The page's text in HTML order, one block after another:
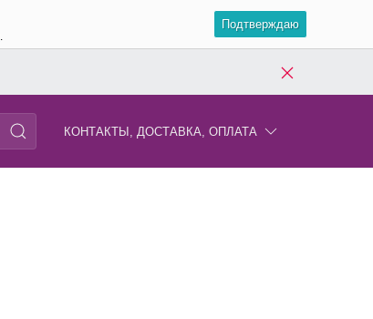
.
Подтверждаю
КОНТАКТЫ, ДОСТАВКА, ОПЛАТА